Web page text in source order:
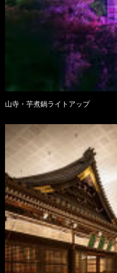
山寺・芋煮鍋ライトアップ